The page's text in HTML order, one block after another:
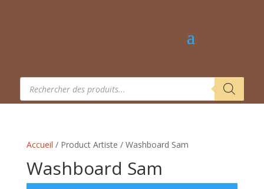
Recherche
produits
Accueil / Product Artiste / Washboard Sam
Washboard Sam